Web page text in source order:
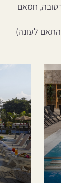
חמאם
לעונה)